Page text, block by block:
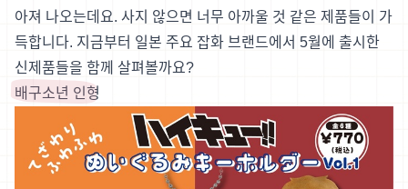
아져 나오는데요. 사지 않으면 너무 아까울 것 같은 제품들이 가
득합니다. 지금부터 일본 주요 잡화 브랜드에서 5월에 출시한
신제품들을 함께 살펴볼까요?
배구소년 인형